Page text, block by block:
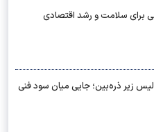
برای سلامت و رشد اقتصادی
زیر ذره‌بین؛ جایی میان سود فنی